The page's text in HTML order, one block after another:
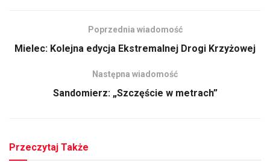
Poprzednia wiadomość
Mielec: Kolejna edycja Ekstremalnej Drogi Krzyżowej
Następna wiadomość
Sandomierz: „Szczęście w metrach”
Przeczytaj Także